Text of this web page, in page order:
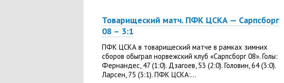
Товарищеский матч. ПФК ЦСКА — Сарпсборг
08 – 3:1
ПФК ЦСКА в товарищеский матче в рамках зимних
сборов обыграл норвежский клуб «Сарпсборг 08». Голы:
Фернандес, 47 (1:0). Дзагоев, 53 (2:0). Головин, 64 (3:0).
Ларсен, 75 (3:1). ПФК ЦСКА:...